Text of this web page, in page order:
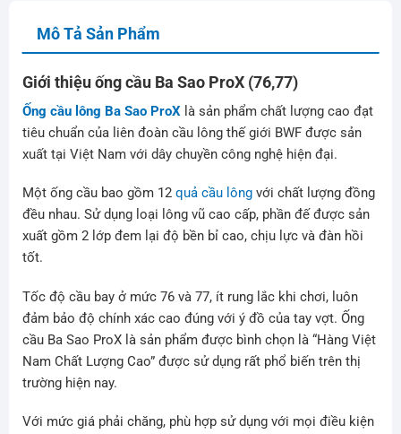
Mô Tả Sản Phẩm
Giới thiệu ống cầu Ba Sao ProX (76,77)
Ống cầu lông Ba Sao ProXlà sản phẩm chất lượng cao đạt
tiêu chuẩn của liên đoàn cầu lông thế giới BWF được sản
xuất tại Việt Nam với dây chuyền công nghệ hiện đại.
Một ống cầu bao gồm 12 quả cầu lôngvới chất lượng đồng
đều nhau. Sử dụng loại lông vũ cao cấp, phần đế được sản
xuất gồm 2 lớp đem lại độ bền bỉ cao, chịu lực và đàn hồi
tốt.
Tốc độ cầu bay ở mức 76 và 77, ít rung lắc khi chơi, luôn
đảm bảo độ chính xác cao đúng với ý đồ của tay vợt. Ống
cầu Ba Sao ProX là sản phẩm được bình chọn là “Hàng Việt
Nam Chất Lượng Cao” được sử dụng rất phổ biến trên thị
trường hiện nay.
Với mức giá phải chăng, phù hợp sử dụng với mọi điều kiện